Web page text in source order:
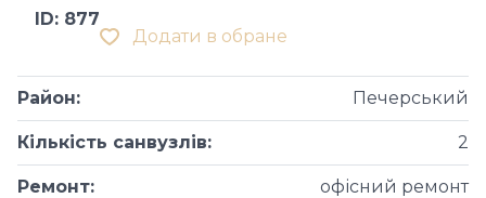
Додати в обране
ID: 877
Район: Печерський
Кількість санвузлів: 2
Ремонт: офісний ремонт